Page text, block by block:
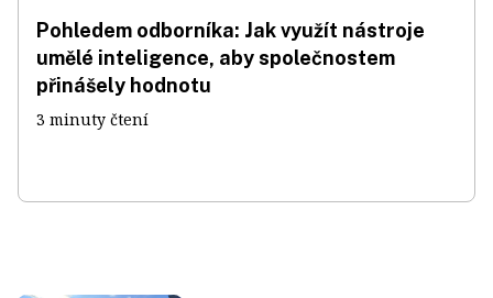
Pohledem odborníka: Jak využít nástroje
umělé inteligence, aby společnostem
přinášely hodnotu
3 minuty čtení